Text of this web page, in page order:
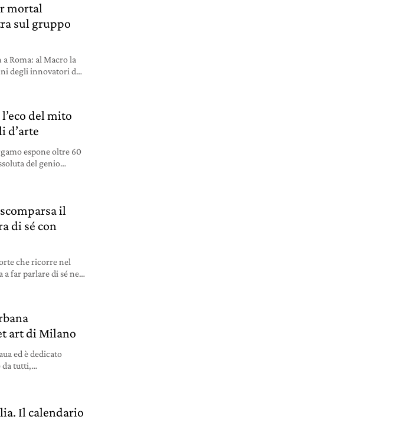
mortal
sul gruppo
Roma: al Macro la
degli innovatori del
del mito
d’arte
espone oltre 60
del genio
il
di sé con
che ricorre nel
a far parlare di sé nei
art di Milano
ed è dedicato
da tutti,
Il calendario